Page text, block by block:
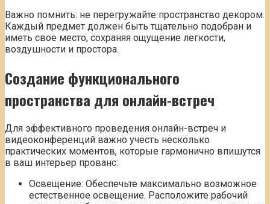
Важно помнить: не перегружайте пространство декором.
Каждый предмет должен быть тщательно подобран и
иметь свое место, сохраняя ощущение легкости,
воздушности и простора.
Создание функционального
пространства для онлайн-встреч
Для эффективного проведения онлайн-встреч и
видеоконференций важно учесть несколько
практических моментов, которые гармонично впишутся
в ваш интерьер прованс:
Освещение: Обеспечьте максимально возможное
естественное освещение. Расположите рабочий